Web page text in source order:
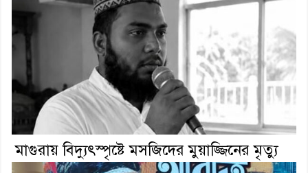
মাগুরায় বিদ্যুৎস্পৃষ্টে মসজিদের মুয়াজ্জিনের মৃত্যু